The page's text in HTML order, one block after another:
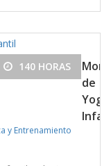
140 HORAS
de
Yoga
y Entrenamiento